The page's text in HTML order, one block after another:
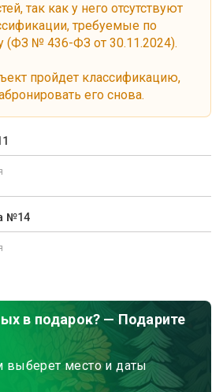
так как у него отсутствуют
требуемые по
(ФЗ № 436-ФЗ от 30.11.2024).
пройдет классификацию,
его снова.
№14
в подарок? — Подарите
выберет место и даты